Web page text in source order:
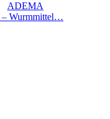
ADEMA
Wurmmittel…